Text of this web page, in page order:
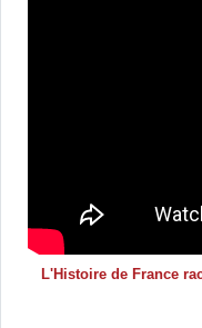
L'Histoire de France